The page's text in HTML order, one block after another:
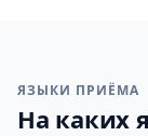
ЯЗЫКИ ПРИЁМА
На каких